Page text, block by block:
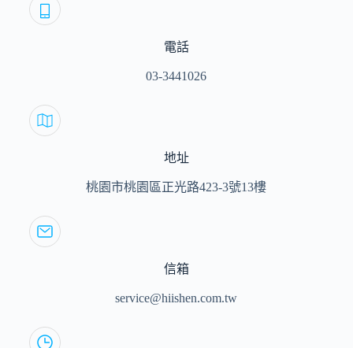
電話
03-3441026
地址
桃園市桃園區正光路423-3號13樓
信箱
service@hiishen.com.tw